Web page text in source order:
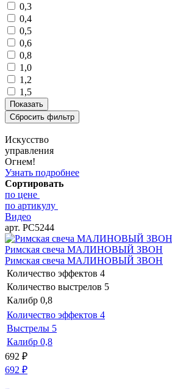
0,3
0,4
0,5
0,6
0,8
1,0
1,2
1,5
Искусство
управления
Огнем!
Узнать подробнее
Сортировать
по цене
по артикулу
Видео
арт. РС5244
Римская свеча МАЛИНОВЫЙ ЗВОН
Римская свеча МАЛИНОВЫЙ ЗВОН
Количество эффектов 4
Количество выстрелов 5
Калибр 0,8
Количество эффектов 4
Выстрелы 5
Калибр 0,8
692 ₽
692 ₽